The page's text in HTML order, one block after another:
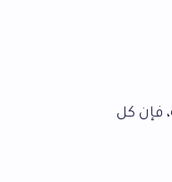
فإن كل